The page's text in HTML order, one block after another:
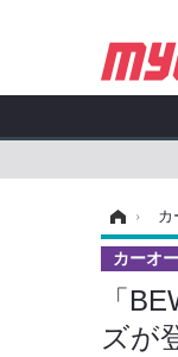
› カ
「
ズが
カーオ